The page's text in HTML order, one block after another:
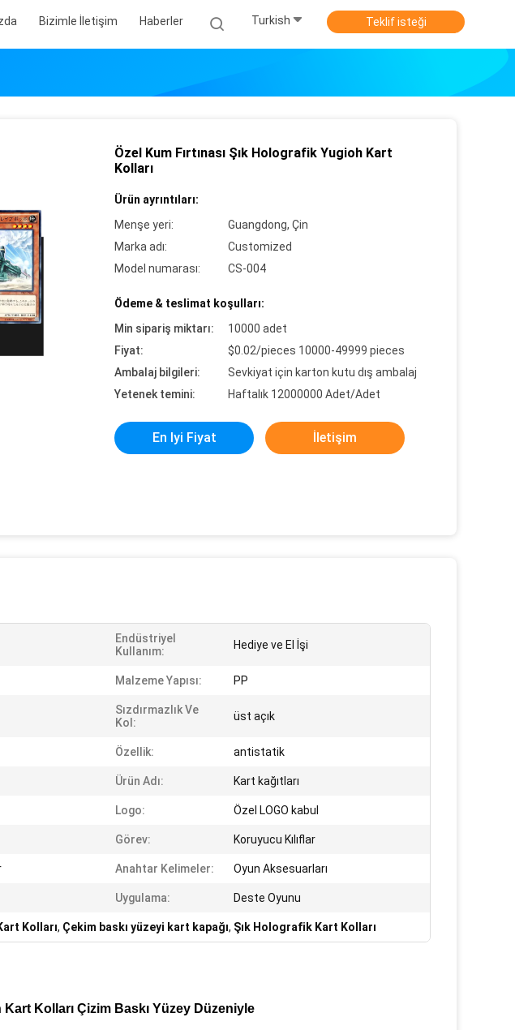
Bizimle İletişim Haberler Turkish Teklif isteği
Özel Kum Fırtınası Şık Holografik Yugioh Kart
Kolları
Ürün ayrıntıları:
Menşe yeri:
Guangdong, Çin
Marka adı:
Customized
Model numarası:
CS-004
Ödeme & teslimat koşulları:
Min sipariş miktarı:
10000 adet
Fiyat:
$0.02/pieces 10000-49999 pieces
Ambalaj bilgileri:
Sevkiyat için karton kutu dış ambalaj
Yetenek temini:
Haftalık 12000000 Adet/Adet
En Iyi Fiyat İletişim
Endüstriyel
Kullanım:
Hediye ve El İşi
Malzeme Yapısı: PP
Sızdırmazlık Ve
Kol:
üst açık
Özellik: antistatik
Ürün Adı: Kart kağıtları
Logo: Özel LOGO kabul
Görev: Koruyucu Kılıflar
Anahtar Kelimeler: Oyun Aksesuarları
Uygulama: Deste Oyunu
Kolları, Çekim baskı yüzeyi kart kapağı, Şık Holografik Kart Kolları
Kart Kolları Çizim Baskı Yüzey Düzeniyle